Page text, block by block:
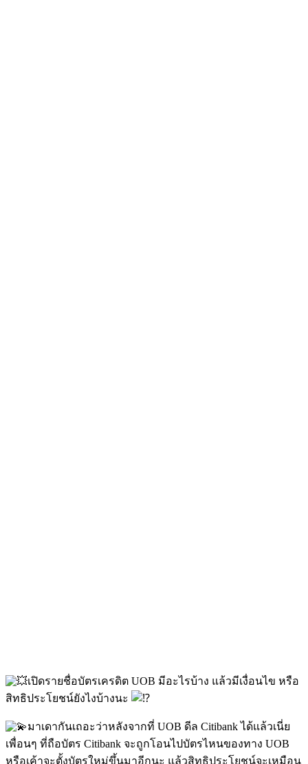
เปิดรายชื่อบัตรเครดิต UOB มีอะไรบ้าง แล้วมีเงื่อนไข หรือ
สิทธิประโยชน์ยังไงบ้างนะ
มาเดากันเถอะว่าหลังจากที่ UOB ดีล Citibank ได้แล้วเนี่ย
เพื่อนๆ ที่ถือบัตร Citibank จะถูกโอนไปบัตรไหนของทาง UOB
หรือเค้าจะตั้งบัตรใหม่ขึ้นมาอีกนะ แล้วสิทธิประโยชน์จะเหมือน